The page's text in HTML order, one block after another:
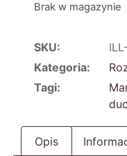
Brak w magazynie
SKU:
Kategoria:
Tagi:
Opis